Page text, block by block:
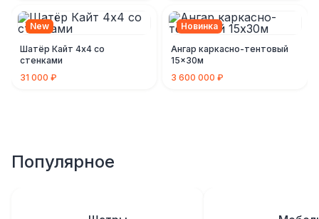
New
Шатёр Кайт 4х4 со
стенками
31 000 ₽
Новинка
Ангар каркасно-тентовый
15x30м
3 600 000 ₽
Популярное